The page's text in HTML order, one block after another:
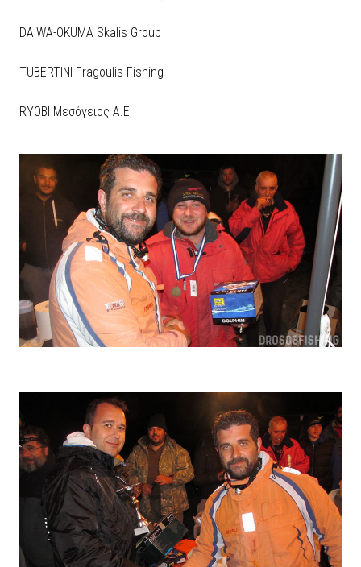
DAIWA-OKUMA Skalis Group
TUBERTINI Fragoulis Fishing
RYOBI Μεσόγειος Α.Ε